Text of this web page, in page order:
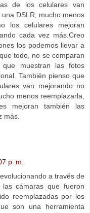
de los celulares van
DSLR, mucho menos
los celulares mejoran
cada vez más.Creo
los podemos llevar a
todo, no se comparan
muestran las fotos
También pienso que
van mejorando no
menos reemplazarla,
mejoran también las
más.
p. m.
a través de
cámaras que fueron
reemplazadas por los
son una herramienta